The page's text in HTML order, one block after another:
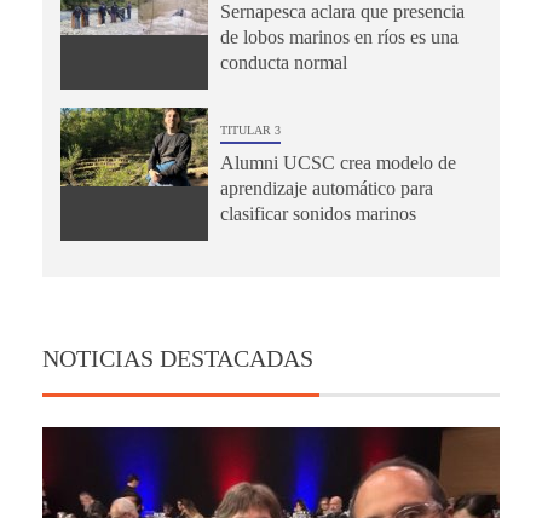
Sernapesca aclara que presencia
de lobos marinos en ríos es una
conducta normal
TITULAR 3
Alumni UCSC crea modelo de
aprendizaje automático para
clasificar sonidos marinos
NOTICIAS DESTACADAS